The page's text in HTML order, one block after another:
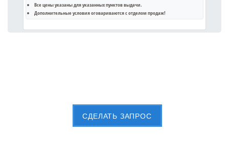
Все цены указаны дляуказанных пунктов выдачи.
Дополнительные условия оговариваются с отделом продаж!
CДЕЛАТЬ ЗАПРОС